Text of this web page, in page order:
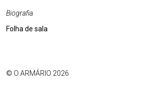
Biografia
Folha de sala
© O ARMÁRIO 2026